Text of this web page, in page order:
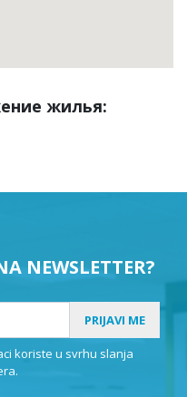
жилья:
NEWSLETTER?
PRIJAVI ME
koriste u svrhu slanja